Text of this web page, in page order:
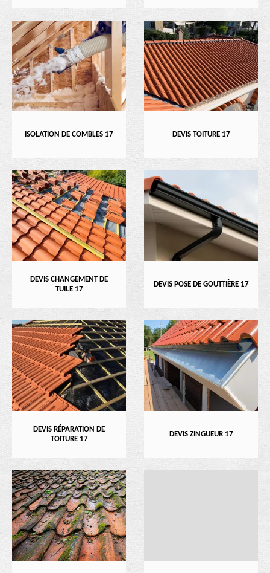
ISOLATION DE COMBLES 17 DEVIS TOITURE 17
DEVIS CHANGEMENT DE
TUILE 17
DEVIS POSE DE GOUTTIÈRE 17
DEVIS RÉPARATION DE
TOITURE 17
DEVIS ZINGUEUR 17